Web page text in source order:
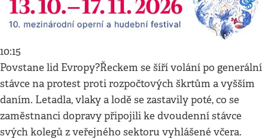
10:15
Povstane lid Evropy?Řeckem se šíří volání po generální
stávce na protest proti rozpočtových škrtům a vyšším
daním. Letadla, vlaky a lodě se zastavily poté, co se
zaměstnanci dopravy připojili ke dvoudenní stávce
svých kolegů z veřejného sektoru vyhlášené včera.